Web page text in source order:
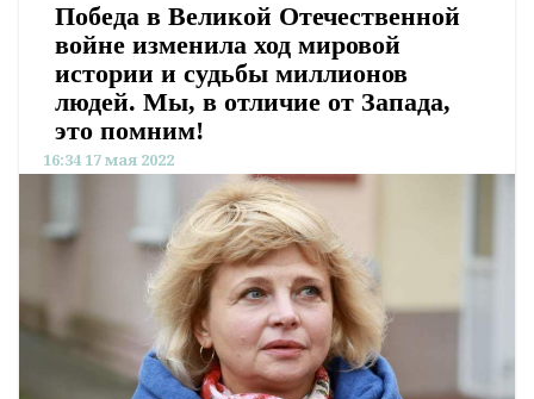
Победа в Великой Отечественной
войне изменила ход мировой
истории и судьбы миллионов
людей. Мы, в отличие от Запада,
это помним!
16:34 17 мая 2022